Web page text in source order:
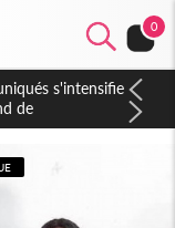
0
pour un